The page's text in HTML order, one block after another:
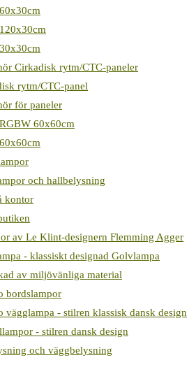
Cirkadisk rytm/CTC-paneler
rytm/CTC-panel
för paneler
60x60cm
och hallbelysning
kontor
av Le Klint-designern Flemming Agger
- klassiskt designad Golvlampa
av miljövänliga material
bordslampor
vägglampa - stilren klassisk dansk design
- stilren dansk design
och väggbelysning